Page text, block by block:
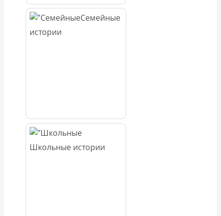
Семейные
истории
Школьные истории